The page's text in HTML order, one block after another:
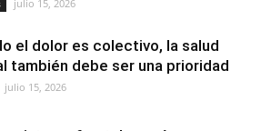
julio 15, 2026
el dolor es colectivo, la salud
también debe ser una prioridad
julio 15, 2026